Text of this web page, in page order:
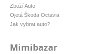
Zboží Auto
Ojetá Škoda Octavia
Jak vybrat auto?
Mimibazar